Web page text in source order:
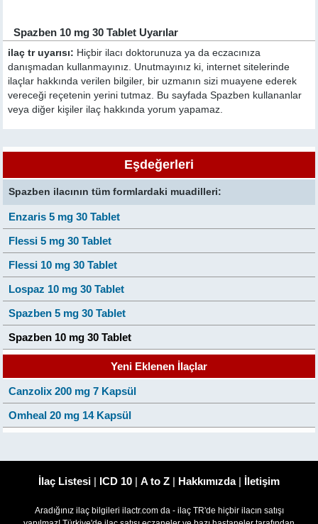
Spazben 10 mg 30 Tablet Uyarılar
ilaç tr uyarısı: Hiçbir ilacı doktorunuza ya da eczacınıza
danışmadan kullanmayınız. Unutmayınız ki, internet sitelerinde
ilaçlar hakkında verilen bilgiler, bir uzmanın sizi muayene ederek
vereceği reçetenin yerini tutmaz. Bu sayfada Spazben kullananlar
veya diğer kişiler ilaç hakkında yorum yapamaz.
Eşdeğerleri
Spazben ilacının tüm formlardaki muadilleri:
Enzaris 5 mg 30 Tablet
Flessi 5 mg 30 Tablet
Flessi 10 mg 30 Tablet
Lospaz 10 mg 30 Tablet
Spazben 5 mg 30 Tablet
Spazben 10 mg 30 Tablet
Yeni Eklenen İlaçlar
Canzolix 200 mg 7 Kapsül
Omheal 20 mg 14 Kapsül
İlaç Listesi | ICD 10 | A to Z | Hakkımızda| İletişim
Aradığınız ilaç bilgileri ilactr.com da - ilaç TR'de hiçbir ilacın satışı